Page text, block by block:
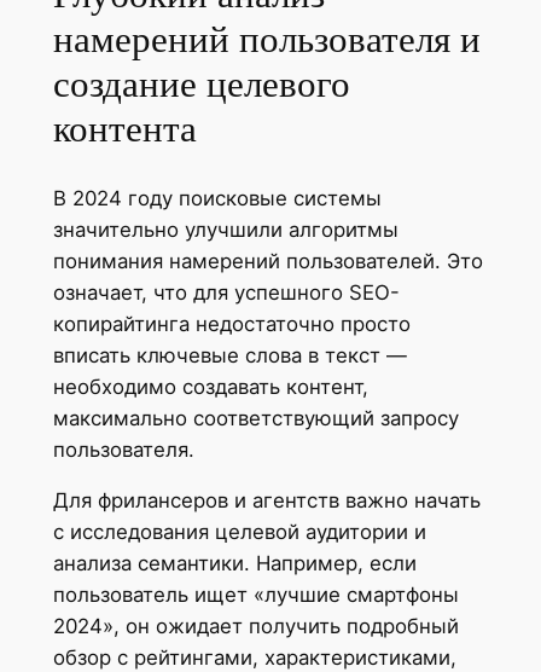
намерений пользователя и
создание целевого
контента
В 2024 году поисковые системы
значительно улучшили алгоритмы
понимания намерений пользователей. Это
означает, что для успешного SEO-
копирайтинга недостаточно просто
вписать ключевые слова в текст —
необходимо создавать контент,
максимально соответствующий запросу
пользователя.
Для фрилансеров и агентств важно начать
с исследования целевой аудитории и
анализа семантики. Например, если
пользователь ищет «лучшие смартфоны
2024», он ожидает получить подробный
обзор с рейтингами, характеристиками,